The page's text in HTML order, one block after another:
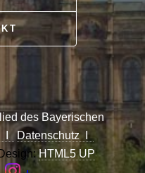
des Bayerischen
I
Datenschutz I
Design:HTML5 UP